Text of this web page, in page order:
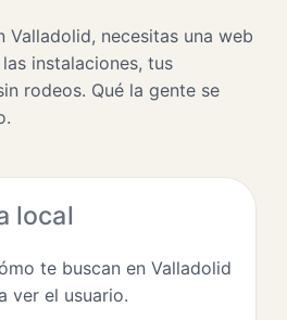
Valladolid, necesitas una web
instalaciones, tus
rodeos. Qué la gente se
local
te buscan en Valladolid
ver el usuario.